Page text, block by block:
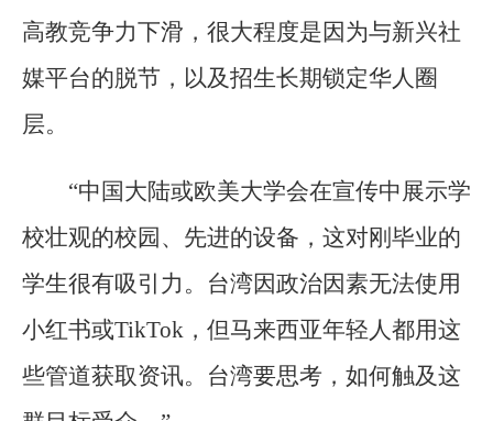
高教竞争力下滑，很大程度是因为与新兴社
媒平台的脱节，以及招生长期锁定华人圈
层。
“中国大陆或欧美大学会在宣传中展示学
校壮观的校园、先进的设备，这对刚毕业的
学生很有吸引力。台湾因政治因素无法使用
小红书或TikTok，但马来西亚年轻人都用这
些管道获取资讯。台湾要思考，如何触及这